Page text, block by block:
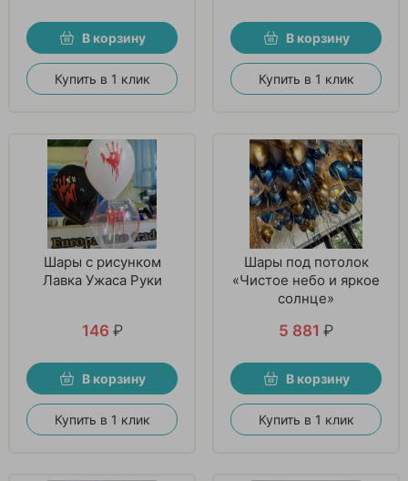
В корзину
Купить в 1 клик
В корзину
Купить в 1 клик
Шары с рисунком
Лавка Ужаса Руки
146 ₽
В корзину
Купить в 1 клик
Шары под потолок
«Чистое небо и яркое
солнце»
5 881 ₽
В корзину
Купить в 1 клик